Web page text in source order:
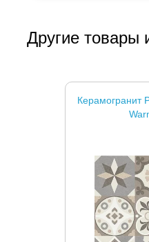
Другие товары
Керамогранит